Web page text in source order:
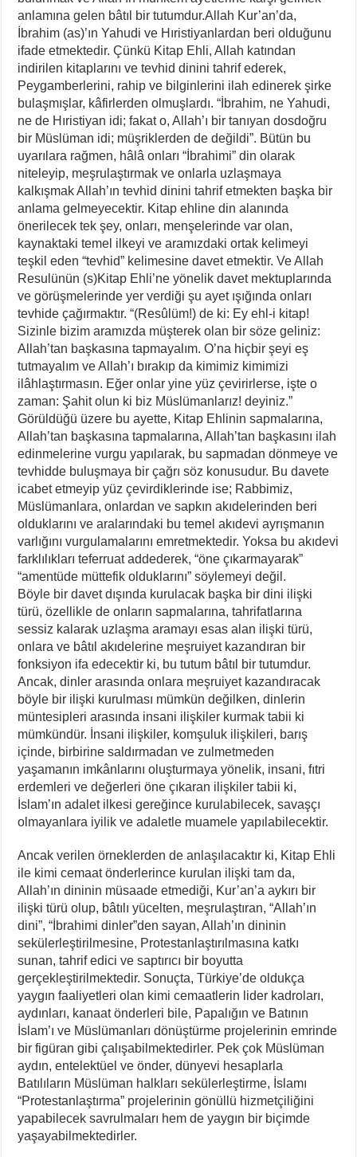
anlamına gelen bâtıl bir tutumdur.Allah Kur’an’da,
İbrahim (as)’ın Yahudi ve Hıristiyanlardan beri olduğunu
ifade etmektedir. Çünkü Kitap Ehli, Allah katından
indirilen kitaplarını ve tevhid dinini tahrif ederek,
Peygamberlerini, rahip ve bilginlerini ilah edinerek şirke
bulaşmışlar, kâfirlerden olmuşlardı. “İbrahim, ne Yahudi,
ne de Hıristiyan idi; fakat o, Allah’ı bir tanıyan dosdoğru
bir Müslüman idi; müşriklerden de değildi”. Bütün bu
uyarılara rağmen, hâlâ onları “İbrahimi” din olarak
niteleyip, meşrulaştırmak ve onlarla uzlaşmaya
kalkışmak Allah’ın tevhid dinini tahrif etmekten başka bir
anlama gelmeyecektir. Kitap ehline din alanında
önerilecek tek şey, onları, menşelerinde var olan,
kaynaktaki temel ilkeyi ve aramızdaki ortak kelimeyi
teşkil eden “tevhid” kelimesine davet etmektir. Ve Allah
Resulünün (s)Kitap Ehli’ne yönelik davet mektuplarında
ve görüşmelerinde yer verdiği şu ayet ışığında onları
tevhide çağırmaktır. “(Resûlüm!) de ki: Ey ehl-i kitap!
Sizinle bizim aramızda müşterek olan bir söze geliniz:
Allah’tan başkasına tapmayalım. O’na hiçbir şeyi eş
tutmayalım ve Allah’ı bırakıp da kimimiz kimimizi
ilâhlaştırmasın. Eğer onlar yine yüz çevirirlerse, işte o
zaman: Şahit olun ki biz Müslümanlarız! deyiniz.”
Görüldüğü üzere bu ayette, Kitap Ehlinin sapmalarına,
Allah’tan başkasına tapmalarına, Allah’tan başkasını ilah
edinmelerine vurgu yapılarak, bu sapmadan dönmeye ve
tevhidde buluşmaya bir çağrı söz konusudur. Bu davete
icabet etmeyip yüz çevirdiklerinde ise; Rabbimiz,
Müslümanlara, onlardan ve sapkın akıdelerinden beri
olduklarını ve aralarındaki bu temel akıdevi ayrışmanın
varlığını vurgulamalarını emretmektedir. Yoksa bu akıdevi
farklılıkları teferruat addederek, “öne çıkarmayarak”
“amentüde müttefik olduklarını” söylemeyi değil.
Böyle bir davet dışında kurulacak başka bir dini ilişki
türü, özellikle de onların sapmalarına, tahrifatlarına
sessiz kalarak uzlaşma aramayı esas alan ilişki türü,
onlara ve bâtıl akıdelerine meşruiyet kazandıran bir
fonksiyon ifa edecektir ki, bu tutum bâtıl bir tutumdur.
Ancak, dinler arasında onlara meşruiyet kazandıracak
böyle bir ilişki kurulması mümkün değilken, dinlerin
müntesipleri arasında insani ilişkiler kurmak tabii ki
mümkündür. İnsani ilişkiler, komşuluk ilişkileri, barış
içinde, birbirine saldırmadan ve zulmetmeden
yaşamanın imkânlarını oluşturmaya yönelik, insani, fıtri
erdemleri ve değerleri öne çıkaran ilişkiler tabii ki,
İslam’ın adalet ilkesi gereğince kurulabilecek, savaşçı
olmayanlara iyilik ve adaletle muamele yapılabilecektir.
Ancak verilen örneklerden de anlaşılacaktır ki, Kitap Ehli
ile kimi cemaat önderlerince kurulan ilişki tam da,
Allah’ın dininin müsaade etmediği, Kur’an’a aykırı bir
ilişki türü olup, bâtılı yücelten, meşrulaştıran, “Allah’ın
dini”, “İbrahimi dinler”den sayan, Allah’ın dininin
sekülerleştirilmesine, Protestanlaştırılmasına katkı
sunan, tahrif edici ve saptırıcı bir boyutta
gerçekleştirilmektedir. Sonuçta, Türkiye’de oldukça
yaygın faaliyetleri olan kimi cemaatlerin lider kadroları,
aydınları, kanaat önderleri bile, Papalığın ve Batının
İslam’ı ve Müslümanları dönüştürme projelerinin emrinde
bir figüran gibi çalışabilmektedirler. Pek çok Müslüman
aydın, entelektüel ve önder, dünyevi hesaplarla
Batılıların Müslüman halkları sekülerleştirme, İslamı
“Protestanlaştırma” projelerinin gönüllü hizmetçiliğini
yapabilecek savrulmaları hem de yaygın bir biçimde
yaşayabilmektedirler.